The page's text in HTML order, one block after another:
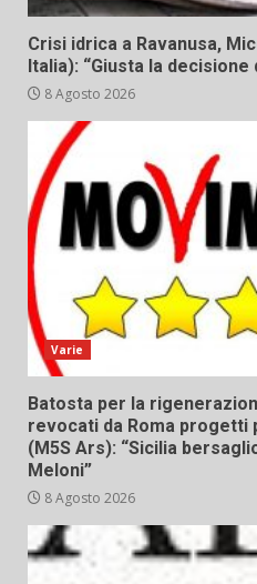
Crisi idrica a Ravanusa,
Italia): “Giusta la
8 Agosto 2026
Varie
Batosta per la
revocati da Roma progetti
(M5S Ars): “Sicilia
Meloni”
8 Agosto 2026